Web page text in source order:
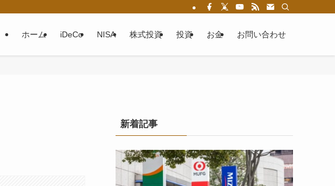
ホーム iDeCo NISA 株式投資 投資 お金 お問い合わせ
新着記事